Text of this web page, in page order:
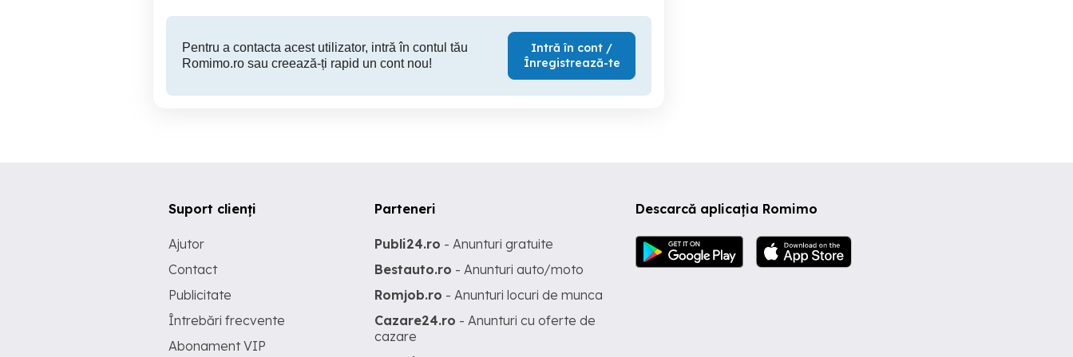
Pentru a contacta acest utilizator, intră în contul tău
Romimo.ro sau creează-ți rapid un cont nou!
Intră în cont /
Înregistrează-te
Descarcă aplicația Romimo
Suport clienți
Ajutor
Contact
Publicitate
Întrebări frecvente
Abonament VIP
Parteneri
Publi24.ro - Anunturi gratuite
Bestauto.ro - Anunturi auto/moto
Romjob.ro - Anunturi locuri de munca
Cazare24.ro - Anunturi cu oferte de
cazare